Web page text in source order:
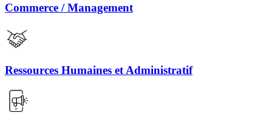
Commerce / Management
Ressources Humaines et Administratif